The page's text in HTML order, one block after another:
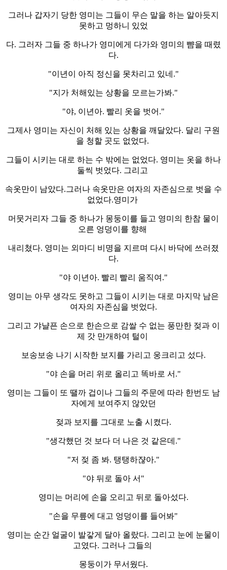
그러나 갑자기 당한 영미는 그들이 무슨 말을 하는 알아듯지
못하고 멍하니 있었
다. 그러자 그들 중 하나가 영미에게 다가와 영미의 뺨을 때렸
다.
"이년이 아직 정신을 못차리고 있네."
"지가 처해있는 상황을 모르는가봐."
"야, 이년아. 빨리 옷을 벗어."
그제사 영미는 자신이 처해 있는 상황을 깨달았다. 달리 구원
을 청할 곳도 없었다.
그들이 시키는 대로 하는 수 밖에는 없었다. 영미는 옷을 하나
둘씩 벗었다. 그리고
속옷만이 남았다.그러나 속옷만은 여자의 자존심으로 벗을 수
없었다.영미가
머뭇거리자 그들 중 하나가 몽둥이를 들고 영미의 한참 물이
오른 엉덩이를 향해
내리쳤다. 영미는 외마디 비명을 지르며 다시 바닥에 쓰러졌
다.
"야 이년아. 빨리 빨리 움직여."
영미는 아무 생각도 못하고 그들이 시키는 대로 마지막 남은
여자의 자존심을 벗었다.
그리고 갸냘픈 손으로 한손으로 감쌀 수 없는 풍만한 젖과 이
제 갓 만개하여 털이
보송보송 나기 시작한 보지를 가리고 웅크리고 섰다.
"야 손을 머리 위로 올리고 똑바로 서."
영미는 그들이 또 땔까 겁이나 그들의 주문에 따라 한번도 남
자에게 보여주지 않았던
젖과 보지를 그대로 노출 시켰다.
"생각했던 것 보다 더 나은 것 같은데."
"저 젖 좀 봐. 탱탱하쟎아."
"야 뒤로 돌아 서"
영미는 머리에 손을 오리고 뒤로 돌아섰다.
"손을 무릎에 대고 엉덩이를 들어봐"
영미는 순간 얼굴이 발갛게 달아 올랐다. 그리고 눈에 눈물이
고였다. 그러나 그들의
몽둥이가 무서웠다.